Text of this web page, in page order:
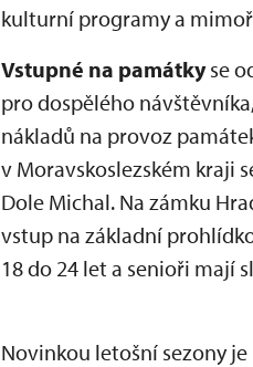
kulturní programy a
Vstupné na památkyse
pro dospělého
nákladů na provoz
v Moravskoslezském kraji
Dole Michal. Na zámku
vstup na základní
18 do 24 let a senioři mají
Novinkou letošní sezony je